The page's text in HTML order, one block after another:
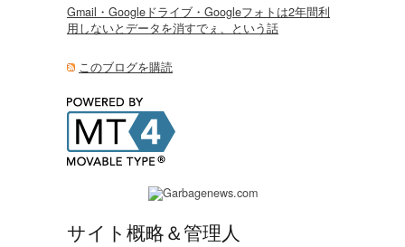
Gmail・Googleドライブ・Googleフォトは2年間利
用しないとデータを消すでぇ、という話
このブログを購読
サイト概略＆管理人